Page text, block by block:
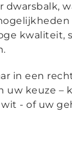
dwarsbalk,
kwaliteit,
in een
uw keuze –
- of uw